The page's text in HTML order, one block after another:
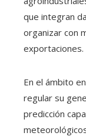
que integran
organizar con
exportaciones.
En el ámbito
regular su
predicción